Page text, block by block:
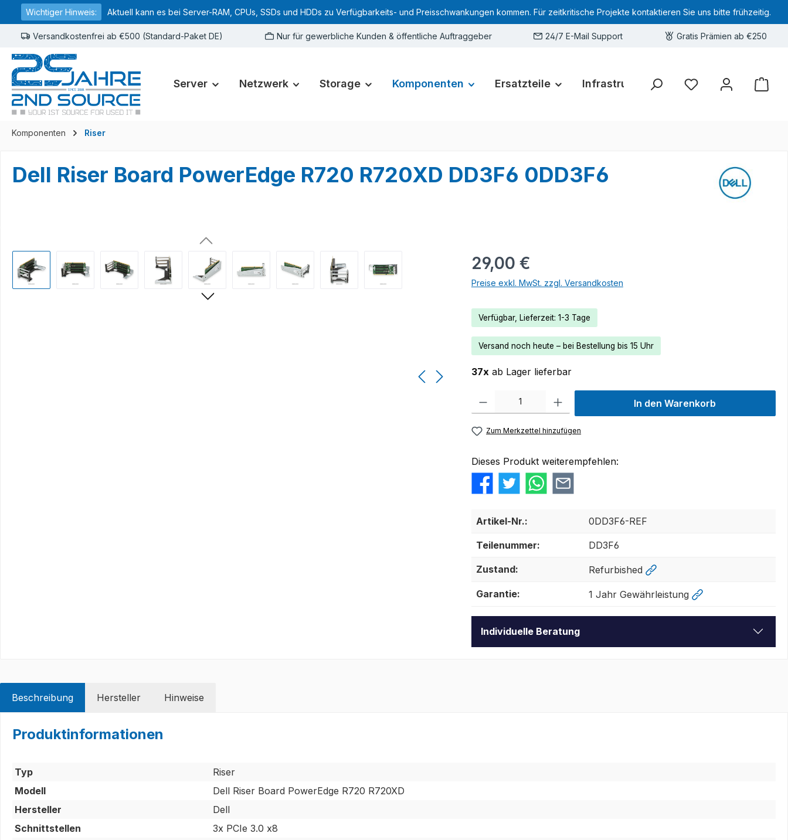
Zur Hauptnavigation springen
Wichtiger Hinweis: Aktuell kann es bei Server-RAM, CPUs, SSDs und HDDs zu Verfügbarkeits- und Preisschwankungen kommen. Für zeitkritische Projekte kontaktieren Sie uns bitte frühzeitig.
Versandkostenfrei ab €500 (Standard-Paket DE) Nur für gewerbliche Kunden & öffentliche Auftraggeber 24/7 E-Mail Support Gratis Prämien ab €250
Server Netzwerk Storage Komponenten Ersatzteile Infrastruktur Hardware-Deals
Sie haben 0 Produkte
Komponenten Riser
Dell Riser Board PowerEdge R720 R720XD DD3F6 0DD3F6
Bildergalerie überspringen 29,00 €
Preise exkl. MwSt. zzgl. Versandkosten
Verfügbar, Lieferzeit: 1-3 Tage
Versand noch heute – bei Bestellung bis 15 Uhr
37x ab Lager lieferbar
Produkt Anzahl: Gib den gewünschten Wert ein oder benutze die Schaltflächen um die
In den Warenkorb
Zum Merkzettel hinzufügen
Dieses Produkt weiterempfehlen:
Artikel-Nr.: 0DD3F6-REF
Teilenummer: DD3F6
Zustand: Refurbished
Garantie: 1 Jahr Gewährleistung
Individuelle Beratung
Beschreibung Hersteller Hinweise
Produktinformationen
Typ
Riser
Modell
Dell Riser Board PowerEdge R720 R720XD
Hersteller
Dell
Schnittstellen
3x PCIe 3.0 x8